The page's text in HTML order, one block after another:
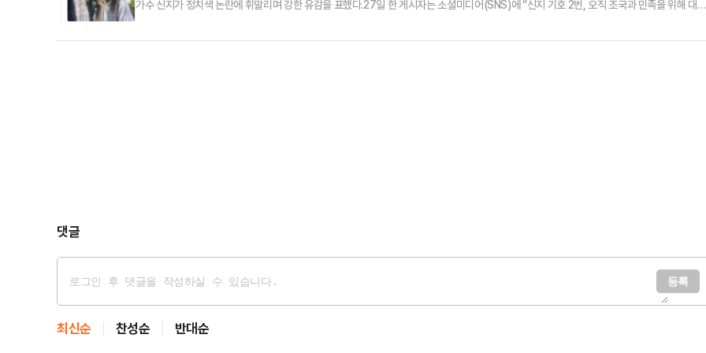
가수 신지가 정치색 논란에 휘말리며 강한 유감을 표했다.27일 한 게시자는 소셜미디어(SNS)에 “신지 기호 2번, 오직 조국과 민족을 위해 대동
를 두고 이 게시자는 신지가 기호 2번인 국민의힘 김문수 대선 후보를 지지하는 것이라고 주장했다.이를 두고 신지는 “이게 언제 적 사진인데 정
댓글
최신순 찬성순 반대순